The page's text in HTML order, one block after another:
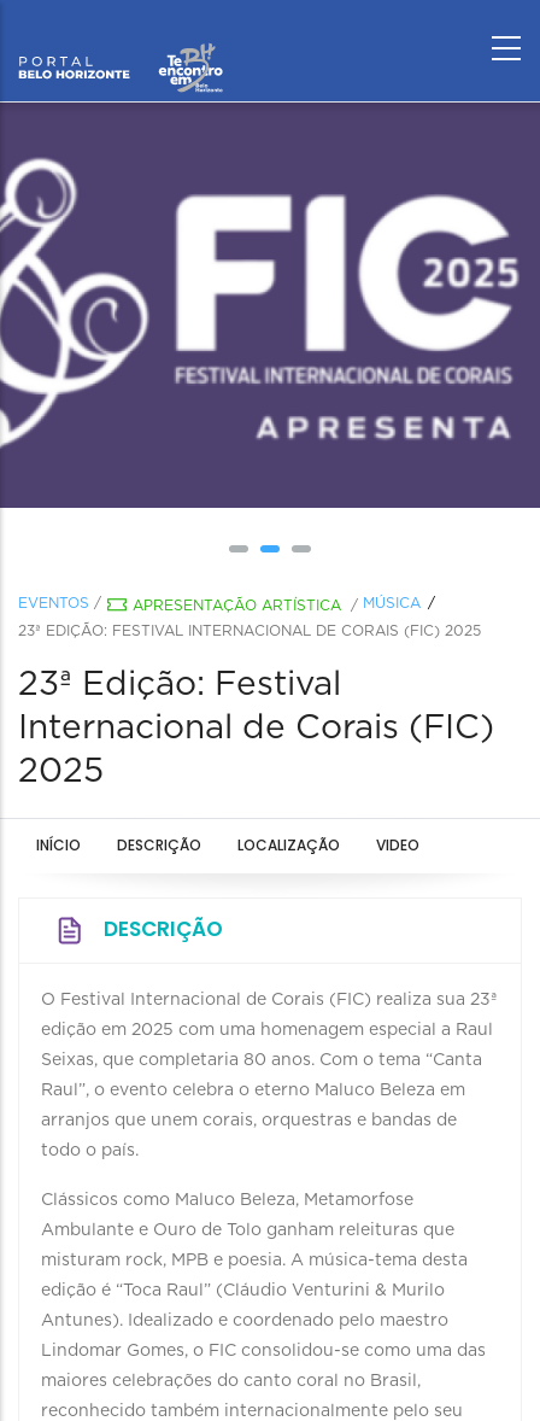
EVENTOS / APRESENTAÇÃO ARTÍSTICA / MÚSICA
23ª EDIÇÃO: FESTIVAL INTERNACIONAL DE CORAIS (FIC) 2025
23ª Edição: Festival
Internacional de Corais (FIC)
2025
INÍCIO DESCRIÇÃO LOCALIZAÇÃO VIDEO
DESCRIÇÃO
O Festival Internacional de Corais (FIC) realiza sua 23ª
edição em 2025 com uma homenagem especial a Raul
Seixas, que completaria 80 anos. Com o tema “Canta
Raul”, o evento celebra o eterno Maluco Beleza em
arranjos que unem corais, orquestras e bandas de
todo o país.
Clássicos como Maluco Beleza, Metamorfose
Ambulante e Ouro de Tolo ganham releituras que
misturam rock, MPB e poesia. A música-tema desta
edição é “Toca Raul” (Cláudio Venturini & Murilo
Antunes). Idealizado e coordenado pelo maestro
Lindomar Gomes, o FIC consolidou-se como uma das
maiores celebrações do canto coral no Brasil,
reconhecido também internacionalmente pelo seu